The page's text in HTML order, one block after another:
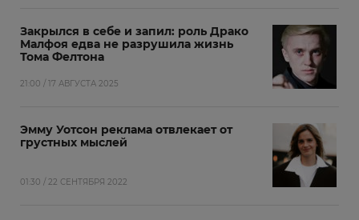
Закрылся в себе и запил: роль Драко
Малфоя едва не разрушила жизнь
Тома Фелтона
21:00 / 17 АВГУСТА 2025
Эмму Уотсон реклама отвлекает от
грустных мыслей
01:30 / 22 СЕНТЯБРЯ 2022